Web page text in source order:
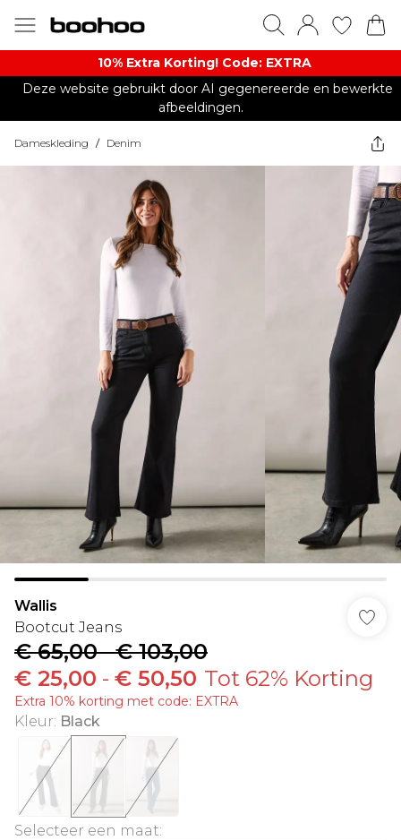
10% Extra Korting! Code: EXTRA​
Deze website gebruikt door AI gegenereerde en bewerkte
afbeeldingen.
Dameskleding / Denim
Wallis
Bootcut Jeans
€ 65,00-€ 103,00
€ 25,00 - € 50,50 Tot 62% Korting
Extra 10% korting met code: EXTRA
Kleur: Black
Selecteer een maat: